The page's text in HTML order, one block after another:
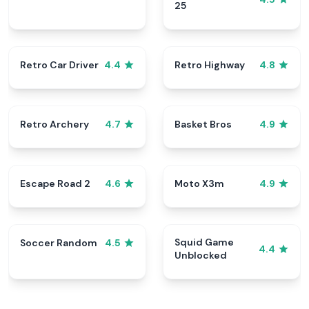
25
Retro Car Driver 4.4 Retro Highway 4.8
Retro Archery 4.7 Basket Bros 4.9
Escape Road 2 4.6 Moto X3m 4.9
Soccer Random 4.5
Squid Game
Unblocked
4.4